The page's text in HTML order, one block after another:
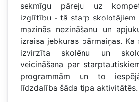
sekmīgu pāreju uz
izglītību - tā starp skolotājiem
mazinās nezināšanu un
izraisa jebkuras pārmaiņas.
izvirzīta skolēnu un
veicināšana par
programmām un to
līdzdalība šāda tipa aktivitātēs.